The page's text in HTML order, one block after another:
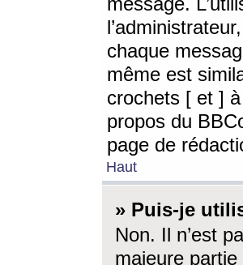
chaque
même est
crochets [ et ]
propos du
page de
Haut
» Puis-je
Non. Il n’est
majeure